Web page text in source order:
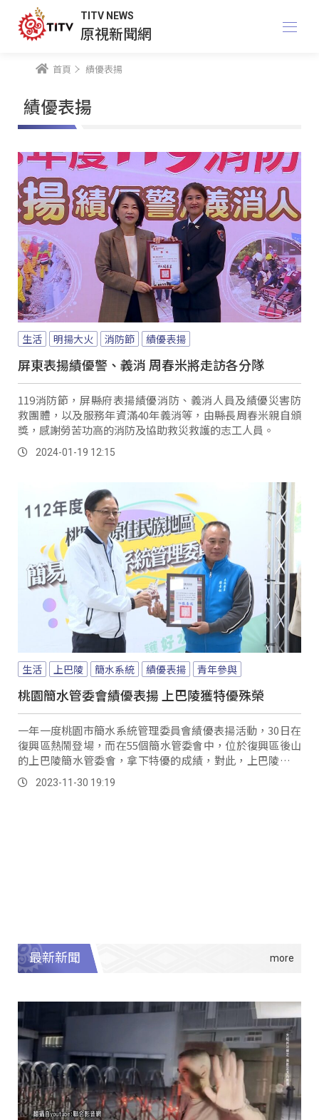
TITV NEWS
原視新聞網
首頁 績優表揚
績優表揚
生活 明揚大火 消防節 績優表揚
屏東表揚績優警、義消 周春米將走訪各分隊
119消防節，屏縣府表揚績優消防、義消人員及績優災害防
救團體，以及服務年資滿40年義消等，由縣長周春米親自頒
獎，感謝勞苦功高的消防及協助救災救護的志工人員。
2024-01-19 12:15
生活 上巴陵 簡水系統 績優表揚 青年參與
桃園簡水管委會績優表揚 上巴陵獲特優殊榮
一年一度桃園市簡水系統管理委員會績優表揚活動，30日在
復興區熱鬧登場，而在55個簡水管委會中，位於復興區後山
的上巴陵簡水管委會，拿下特優的成績，對此，上巴陵簡水
管委會表示，除了組織內有完善的分工，也透過每個月幹部
的定期會議及時解決內部問題，但落實組織章程才是完善運
2023-11-30 19:19
最新新聞